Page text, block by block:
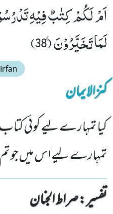
لَمَا تَخَیَّرُوْنَۚ (38)
کنزالایمان
کیا تمہارے لیے کوئی
تمہارے لیے اس میں جو تم
تفسیر : ‎صراط الجنان